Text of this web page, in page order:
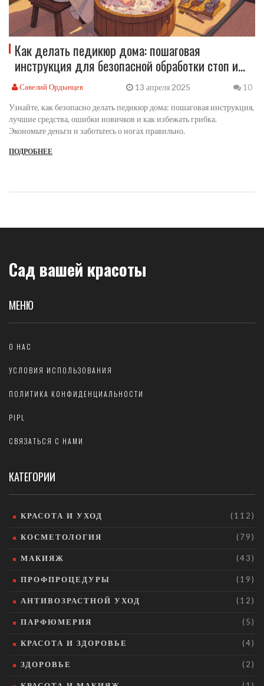
Как делать педикюр дома: пошаговая
инструкция для безопасной обработки стоп и
ногтей
Савелий Ордынцев 13 апреля 2025 10
Узнайте, как безопасно делать педикюр дома: пошаговая инструкция,
лучшие средства, ошибки новичков и как избежать грибка.
Экономьте деньги и заботьтесь о ногах правильно.
ПОДРОБНЕЕ
Сад вашей красоты
МЕНЮ
О НАС
УСЛОВИЯ ИСПОЛЬЗОВАНИЯ
ПОЛИТИКА КОНФИДЕНЦИАЛЬНОСТИ
PIPL
СВЯЗАТЬСЯ С НАМИ
КАТЕГОРИИ
КРАСОТА И УХОД (112)
КОСМЕТОЛОГИЯ (79)
МАКИЯЖ (43)
ПРОФПРОЦЕДУРЫ (19)
АНТИВОЗРАСТНОЙ УХОД (12)
ПАРФЮМЕРИЯ (5)
КРАСОТА И ЗДОРОВЬЕ (4)
ЗДОРОВЬЕ (2)